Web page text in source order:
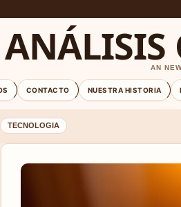
ANÁLISIS
AN
CONTACTO NUESTRA HISTORIA
TECNOLOGIA